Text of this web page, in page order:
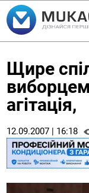
Щире
агітація,
12.09.2007 | 16:18